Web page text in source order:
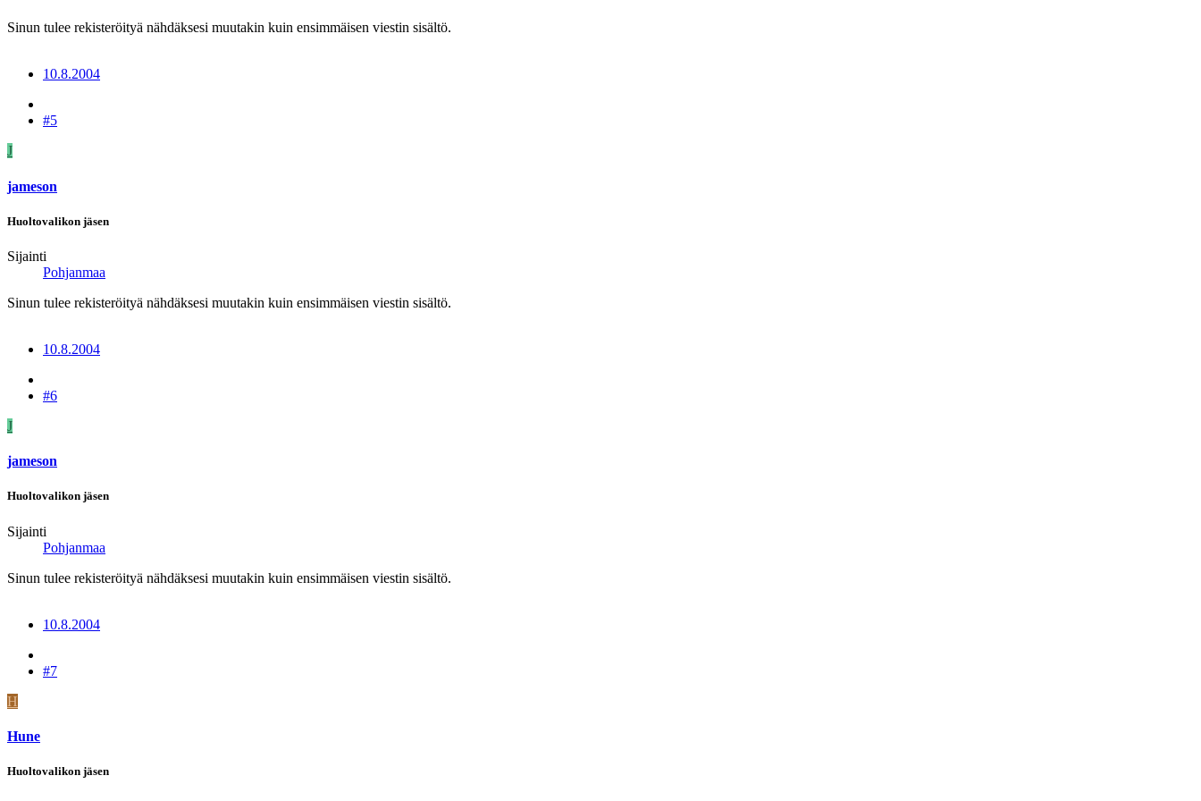
Sinun tulee rekisteröityä nähdäksesi muutakin kuin ensimmäisen viestin sisältö.
10.8.2004
#5
J
jameson
Huoltovalikon jäsen
Sijainti
Pohjanmaa
Sinun tulee rekisteröityä nähdäksesi muutakin kuin ensimmäisen viestin sisältö.
10.8.2004
#6
J
jameson
Huoltovalikon jäsen
Sijainti
Pohjanmaa
Sinun tulee rekisteröityä nähdäksesi muutakin kuin ensimmäisen viestin sisältö.
10.8.2004
#7
H
Hune
Huoltovalikon jäsen